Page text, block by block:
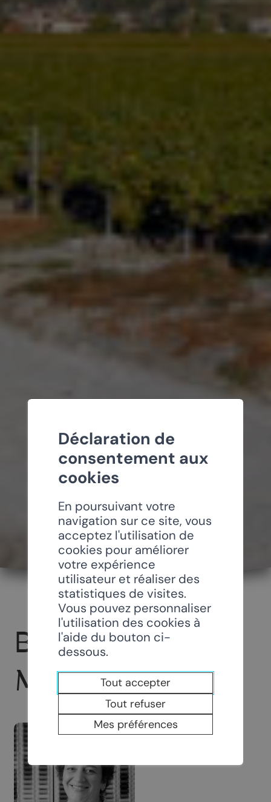
BOUTIQUE LE
MOULIN SÀRL
Déclaration de
consentement aux
cookies
En poursuivant votre
navigation sur ce site, vous
acceptez l'utilisation de
cookies pour améliorer
votre expérience
utilisateur et réaliser des
statistiques de visites.
Vous pouvez personnaliser
l'utilisation des cookies à
l'aide du bouton ci-
dessous.
Tout accepter
Tout refuser
Mes préférences